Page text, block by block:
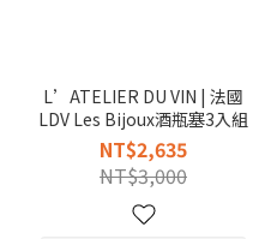
L’ATELIER DU VIN | 法國
LDV Les Bijoux酒瓶塞3入組
NT$2,635
NT$3,000